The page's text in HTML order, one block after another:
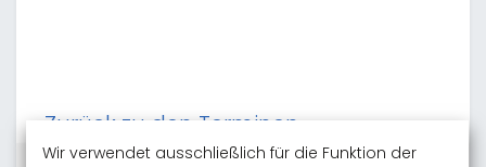
‹ Zurück zu den Terminen
Wir verwendet ausschließlich für die Funktion der